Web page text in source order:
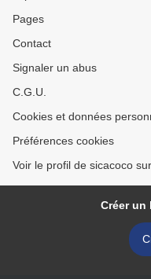
Pages
Contact
Signaler un abus
C.G.U.
Cookies et données
Préférences cookies
Voir le profil de sicacoco
Créer un